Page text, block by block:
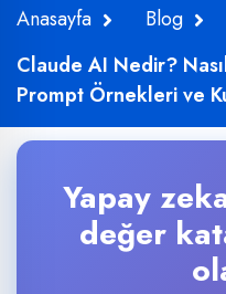
Anasayfa
Blog
Claude AI Nedir?
Prompt Örnekleri ve
Yapay
değer